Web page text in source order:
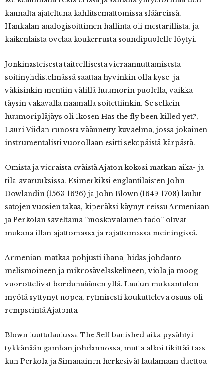
kannalta ajateltuna kahlitsemattomissa sfääreissä.
Hankalan analogisoittimen hallinta oli mestarillista, ja
kaikenlaista ovelaa koukerrusta soundipuolelle löytyi.
Jonkinasteisesta taiteellisesta vieraannuttamisesta
soitinyhdistelmässä saattaa hyvinkin olla kyse, ja
väkisinkin mentiin välillä huumorin puolella, vaikka
täysin vakavalla naamalla soitettiinkin. Se selkein
huumoripläjäys oli Ikosen Has the fly been killed yet?,
Lauri Viidan runosta väännetty kuvaelma, jossa jokainen
instrumentalisti vuorollaan esitti sekopäistä kärpästä.
Omista ja vieraista eväistä Ajaton kokosi matkan aika- ja
tila-avaruuksissa. Esimerkiksi englantilaisten John
Dowlandin (1563-1626) ja John Blown (1649-1708) laulut
satojen vuosien takaa, kiperäksi käynyt reissu Armeniaan
ja Perkolan säveltämä ”moskovalainen fado” olivat
mukana illan ajattomassa ja rajattomassa meiningissä.
Armenian-matkaa pohjusti ihana, hidas johdanto
melismoineen ja mikrosävelaskelineen, viola ja moog
vuorottelivat bordunaäänen yllä. Laulun mukaantulon
myötä syttynyt nopea, rytmisesti koukutteleva osuus oli
rempseintä Ajatonta.
Blown luuttulaulussa The Self banished aika pysähtyi
tykkänään gamban johdannossa, mutta alkoi tikittää taas
kun Perkola ja Simanainen herkesivät laulamaan duettoa